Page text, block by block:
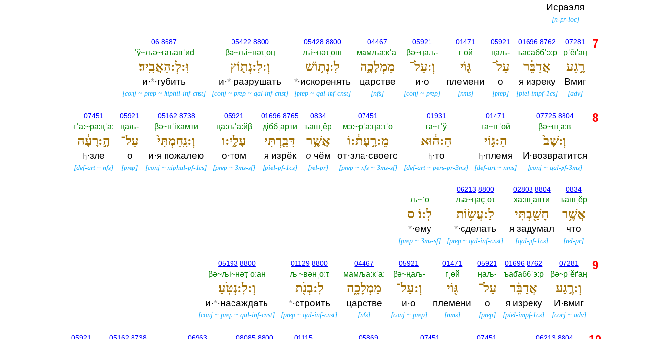
Исраэля
[n-pr-loc]
07281
рˈěґаң
רֶ֣גַע
Вмиг
[adv]
01696 8762
ъаđаббˈэ:р
אֲדַבֵּ֔ר
я изреку
[piel-impf-1cs]
05921
ңаљ-‎
עַל־
о
[prep]
01471
гˌөй
גּ֖וֹי
племени
[nms]
05921
βә~ңаљ-‎
וְ:עַל־
и·о
[conj ~prep]
04467
мамља:кˈа:‎
מַמְלָכָ֑ה
царстве
[nfs]
05428 8800
љi~нәτˌөш
לִ:נְת֥וֹשׁ
*·искоренять
[prep ~qal-inf-cnst]
05422 8800
βә~љi~нәτˌөц
וְ:לִ:נְת֖וֹץ
и·*·разрушать
[conj ~prep ~qal-inf-cnst]
06 8687
ˈў~љә~ғаъавˈиđ
וּֽ:לְ:הַאֲבִֽיד׃
и·*·губить
[conj ~prep ~hiphil-inf-cnst]
7
07725 8804
βә~шˌа:в
וְ:שָׁב֙
И·возвратится
[conj ~qal-pf-3ms]
01471
ға~ггˈөй
הַ:גּ֣וֹי
ђ·племя
[def-art ~nms]
01931
ға~ғˈў
הַ:ה֔וּא
ђ·то
[def-art ~pers-pr-3ms]
07451
мэ:~рˈа:ңа:τˈө
מֵ:רָ֣עָת֔:וֹ
от·зла·своего
[prep~ nfs~ 3ms-sf]
0834
ъашˌěр
אֲשֶׁ֥ר
о чём
[rel-pr]
01696 8765
дiббˌарти
דִּבַּ֖רְתִּי
я изрёк
[piel-pf-1cs]
05921
ңа:љˈа:йβ
עָלָ֑י:ו
о·том
[prep ~3ms-sf]
05162 8738
βә~нˈiхамти
וְ:נִֽחַמְתִּי֙
и·я пожалею
[conj ~niphal-pf-1cs]
05921
ңаљ-‎
עַל־
о
[prep]
07451
ғˈа:~ра:ңˈа:‎
הָ֣:רָעָ֔ה
ђ·зле
[def-art ~nfs]
0834
ъашˌěр
אֲשֶׁ֥ר
что
[rel-pr]
02803 8804
ха:шˌавти
חָשַׁ֖בְתִּי
я задумал
[qal-pf-1cs]
06213 8800
ља~ңаçˌөτ
לַ:עֲשׂ֥וֹת
*·сделать
[prep ~qal-inf-cnst]
љ~ˈө
לֽ:וֹ׃ ס
*·ему
[prep ~3ms-sf]
8
07281
βә~рˈěґаң
וְ:רֶ֣גַע
И·вмиг
[conj~ adv]
01696 8762
ъаđаббˈэ:р
אֲדַבֵּ֔ר
я изреку
[piel-impf-1cs]
05921
ңаљ-‎
עַל־
о
[prep]
01471
гˌөй
גּ֖וֹי
племени
[nms]
05921
βә~ңаљ-‎
וְ:עַל־
и·о
[conj ~prep]
04467
мамља:кˈа:‎
מַמְלָכָ֑ה
царстве
[nfs]
01129 8800
љi~вәнˌо:τ
לִ:בְנֹ֖ת
*·строить
[prep ~qal-inf-cnst]
05193 8800
βә~љi~нәҭˈо:аң
וְ:לִ:נְטֹֽעַ׃
и·*·насаждать
[conj ~prep ~qal-inf-cnst]
9